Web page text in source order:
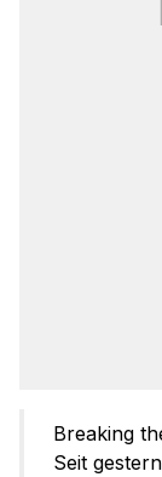
Breaking
Seit